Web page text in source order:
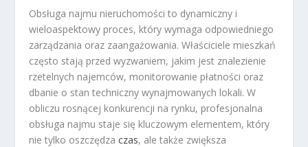
Obsługa najmu nieruchomości to dynamiczny i
wieloaspektowy proces, który wymaga odpowiedniego
zarządzania oraz zaangażowania. Właściciele mieszkań
często stają przed wyzwaniem, jakim jest znalezienie
rzetelnych najemców, monitorowanie płatności oraz
dbanie o stan techniczny wynajmowanych lokali. W
obliczu rosnącej konkurencji na rynku, profesjonalna
obsługa najmu staje się kluczowym elementem, który
nie tylko oszczędzaczas, ale także zwiększa